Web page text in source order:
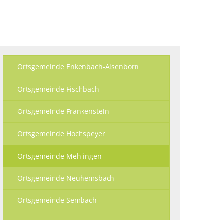
Ortsgemeinde Enkenbach-Alsenborn
Ortsgemeinde Fischbach
Ortsgemeinde Frankenstein
Ortsgemeinde Hochspeyer
Ortsgemeinde Mehlingen
Ortsgemeinde Neuhemsbach
Ortsgemeinde Sembach